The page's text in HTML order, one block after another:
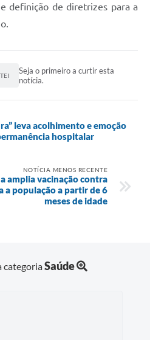
definição de diretrizes para a
Seja o primeiro a curtir esta
notícia.
leva acolhimento e emoção
hospitalar
NOTÍCIA MENOS RECENTE
amplia vacinação contra
a população a partir de 6
meses de idade
categoriaSaúde